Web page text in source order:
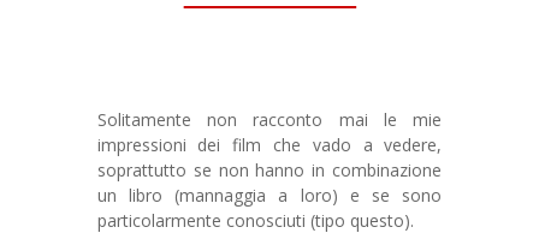
Solitamente non racconto mai le mie
impressioni dei film che vado a vedere,
soprattutto se non hanno in combinazione
un libro (mannaggia a loro) e se sono
particolarmente conosciuti (tipo questo).